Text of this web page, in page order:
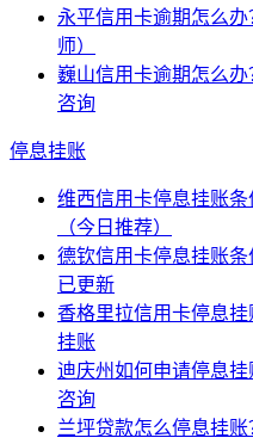
永平信用卡逾期怎么
师）
巍山信用卡逾期怎么
咨询
停息挂账
维西信用卡停息挂账
（今日推荐）
德钦信用卡停息挂账
已更新
香格里拉信用卡停息
挂账
迪庆州如何申请停息
咨询
兰坪贷款怎么停息挂